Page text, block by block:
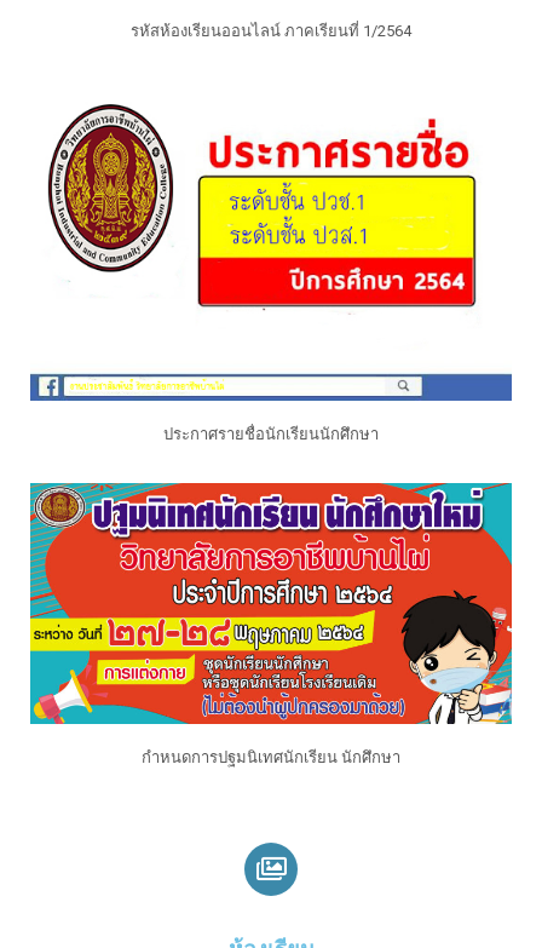
รหัสห้องเรียนออนไลน์ ภาคเรียนที่ 1/2564
ประกาศรายชื่อนักเรียนนักศึกษา
กำหนดการปฐมนิเทศนักเรียน นักศึกษา